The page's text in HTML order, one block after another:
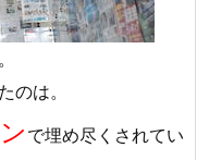
のは。
で埋め尽くされてい